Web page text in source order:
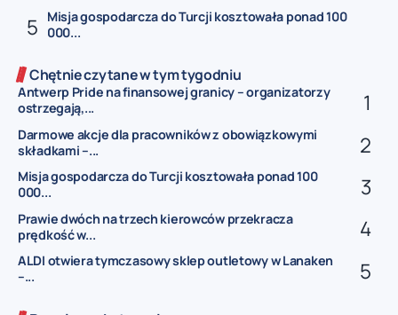
Misja gospodarcza do Turcji kosztowała ponad 100
000...
Chętnie czytane w tym tygodniu
Antwerp Pride na finansowej granicy – organizatorzy
ostrzegają,...
Darmowe akcje dla pracowników z obowiązkowymi
składkami –...
Misja gospodarcza do Turcji kosztowała ponad 100
000...
Prawie dwóch na trzech kierowców przekracza
prędkość w...
ALDI otwiera tymczasowy sklep outletowy w Lanaken
–...